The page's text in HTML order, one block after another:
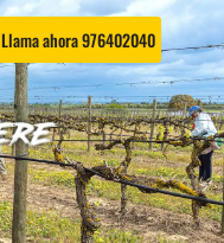
Llama ahora 976402040